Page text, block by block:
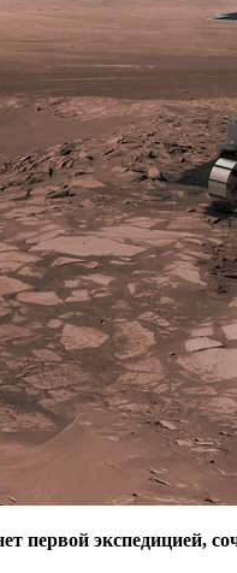
первой экспедицией,